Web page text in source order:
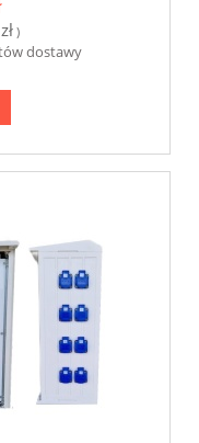
)
dostawy